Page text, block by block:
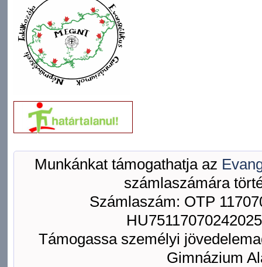
Munkánkat támogathatja az
számlaszámára
Számlaszám: OTP
Támogassa személyi
Gimnázium